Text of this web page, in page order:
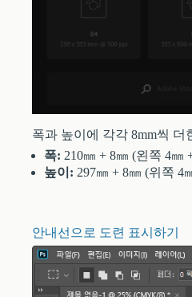
폭과 높이에 각각 8mm씩
폭: 210㎜ + 8㎜ (왼쪽 4㎜
높이: 297㎜ + 8㎜ (위쪽 4
안내선으로 도련 표시하기